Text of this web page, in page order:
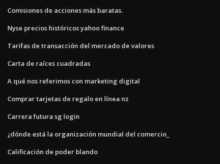
Comisiones de acciones más baratas.
Nyse precios históricos yahoo finance
Tarifas de transacción del mercado de valores
Carta de raíces cuadradas
A qué nos referimos con marketing digital
Comprar tarjetas de regalo en línea nz
Carrera futura sg login
¿dónde está la organización mundial del comercio_
Calificación de poder blando